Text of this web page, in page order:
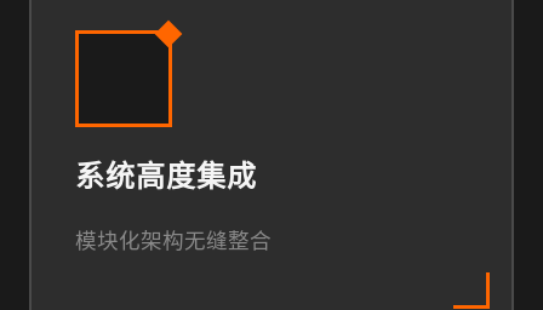
系统高度集成
模块化架构无缝整合